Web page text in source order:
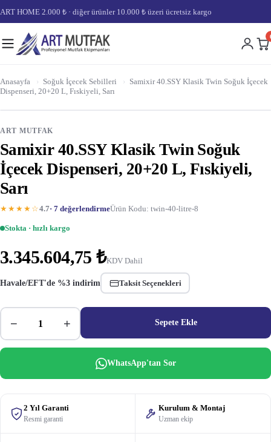
ART HOME 2.000 ₺ · diğer ürünler 10.000 ₺ üzeri ücretsiz kargo
Anasayfa › Soğuk İçecek Sebilleri › Samixir 40.SSY Klasik Twin Soğuk İçecek
Dispenseri, 20+20 L, Fıskiyeli, Sarı
ART MUTFAK
Samixir 40.SSY Klasik Twin Soğuk
İçecek Dispenseri, 20+20 L, Fıskiyeli,
Sarı
★★★★☆4.7· 7 değerlendirmeÜrün Kodu: twin-40-litre-8
Stokta · hızlı kargo
3.345.604,75 ₺KDV Dahil
Havale/EFT'de %3 indirim Taksit Seçenekleri
− + Sepete Ekle
WhatsApp'tan Sor
2 Yıl Garanti
Resmi garanti
Kurulum & Montaj
Uzman ekip